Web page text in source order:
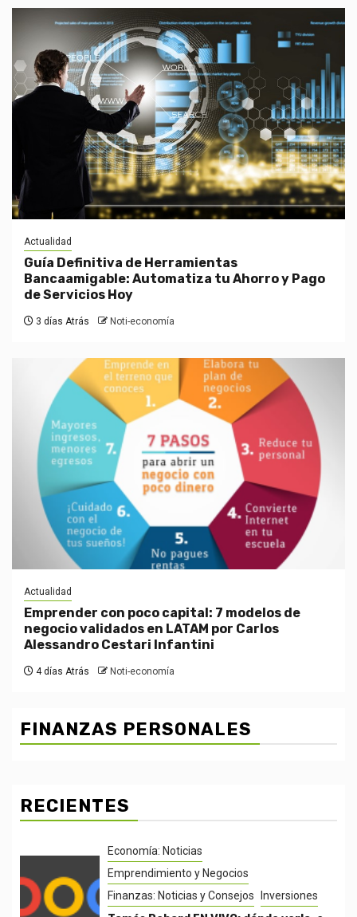
Actualidad
Guía Definitiva de Herramientas
Bancaamigable: Automatiza tu Ahorro y Pago
de Servicios Hoy
3 días Atrás Noti-economía
Actualidad
Emprender con poco capital: 7 modelos de
negocio validados en LATAM por Carlos
Alessandro Cestari Infantini
4 días Atrás Noti-economía
FINANZAS PERSONALES
RECIENTES
Economía: Noticias
Emprendimiento y Negocios
Finanzas: Noticias y Consejos
Inversiones